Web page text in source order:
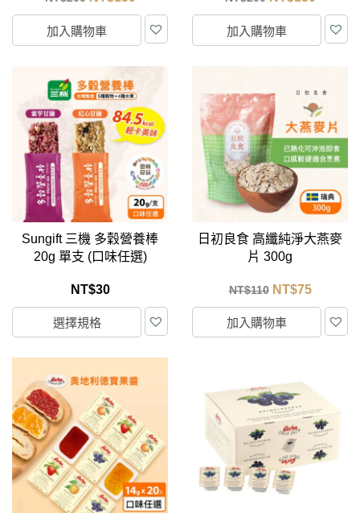
加入購物車 加入購物車
Sungift 三機 多穀營養棒
20g 單支 (口味任選)
NT$30
選擇規格
日初良食 高纖純淨大燕麥
片 300g
NT$110 NT$75
加入購物車